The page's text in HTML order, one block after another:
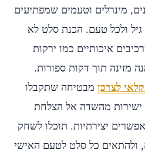
מינרלים וטעמים שמפתיעים
ולכל טעם. הכנת סלט לא
איכותיים כמו ירקות
מזינה תוך דקות ספורות.
לצרכן מבטיחה שתקבלו
ישירות מהשדה אל הצלחת
יצירתיות. תוכלו לשחק
ולהתאים כל סלט לטעם האישי